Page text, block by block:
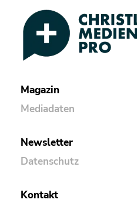
Magazin
Mediadaten
Newsletter
Datenschutz
Kontakt